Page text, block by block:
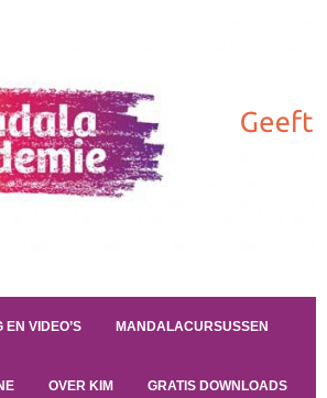
EN VIDEO’S MANDALACURSUSSEN
OVER KIM GRATIS DOWNLOADS